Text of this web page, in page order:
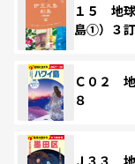
１５ 地
島①）３
Ｃ０２
８